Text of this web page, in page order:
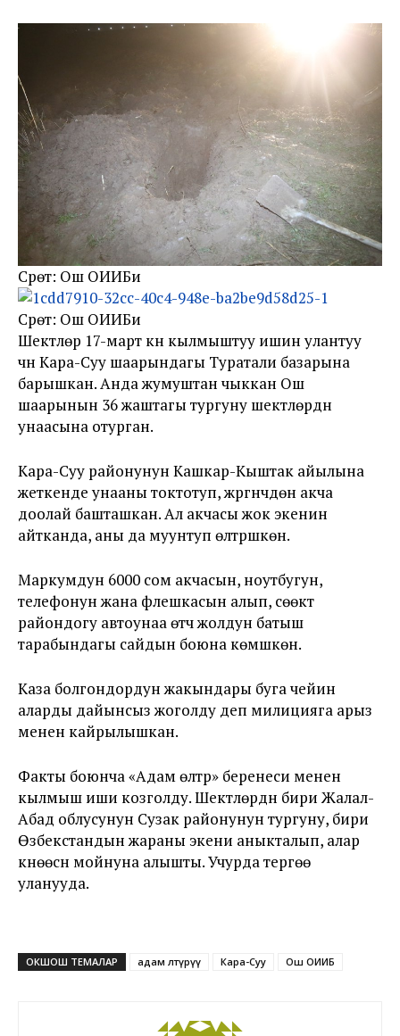
Сүрөт: Ош ОИИБи
Сүрөт: Ош ОИИБи
Шектүүлөр 17-март күнү кылмыштуу ишин улантуу
үчүн Кара-Суу шаарындагы Туратали базарына
барышкан. Анда жумуштан чыккан Ош
шаарынын 36 жаштагы тургуну шектүүлөрдүн
унаасына отурган.
Кара-Суу районунун Кашкар-Кыштак айылына
жеткенде унааны токтотуп, жүргүнчүдөн акча
доолай башташкан. Ал акчасы жок экенин
айтканда, аны да муунтуп өлтүрүшкөн.
Маркумдун 6000 сом акчасын, ноутбугун,
телефонун жана флешкасын алып, сөөктү
райондогу автоунаа өтүүчү жолдун батыш
тарабындагы сайдын боюна көмүшкөн.
Каза болгондордун жакындары буга чейин
аларды дайынсыз жоголду деп милицияга арыз
менен кайрылышкан.
Факты боюнча «Адам өлтүрүү» беренеси менен
кылмыш иши козголду. Шектүүлөрдүн бири Жалал-
Абад облусунун Сузак районунун тургуну, бири
Өзбекстандын жараны экени аныкталып, алар
күнөөсүн мойнуна алышты. Учурда тергөө
уланууда.
ОКШОШ ТЕМАЛАР адам өлтүрүү Кара-Суу Ош ОИИБ